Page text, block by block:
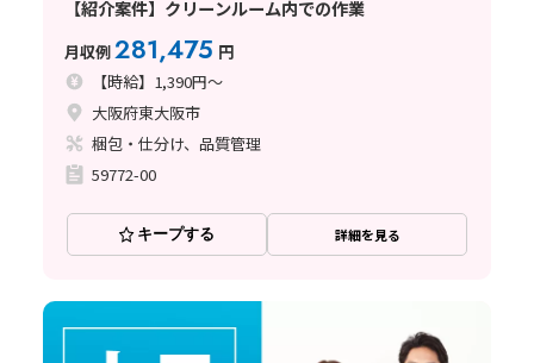
【紹介案件】クリーンルーム内での作業
月収例281,475 円
【時給】1,390円～
大阪府東大阪市
梱包・仕分け、品質管理
59772-00
キープする 詳細を見る